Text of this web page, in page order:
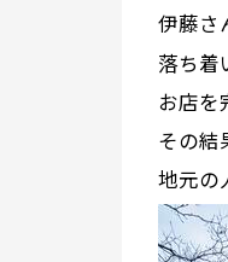
伊藤さ
落ち着
お店を
その結
地元の